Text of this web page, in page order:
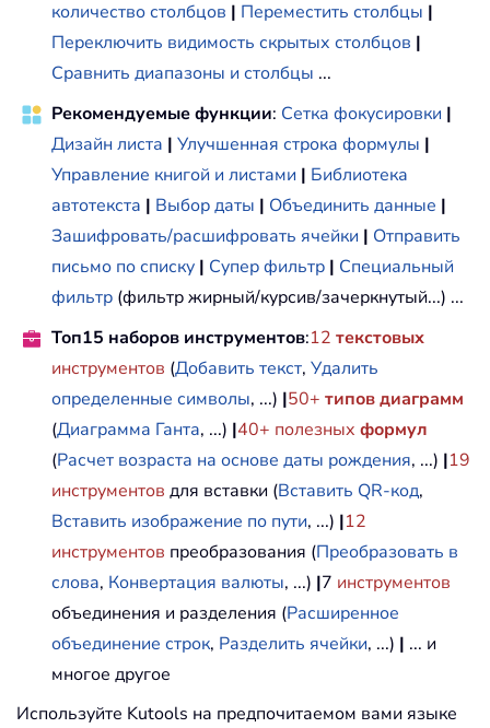
количество столбцов | Переместить столбцы |
Переключить видимость скрытых столбцов |
Сравнить диапазоны и столбцы ...
Рекомендуемые функции: Сетка фокусировки |
Дизайн листа | Улучшенная строка формулы |
Управление книгой и листами | Библиотека
автотекста | Выбор даты | Объединить данные |
Зашифровать/расшифровать ячейки | Отправить
письмо по списку | Супер фильтр | Специальный
фильтр (фильтр жирный/курсив/зачеркнутый...) ...
Топ15 наборов инструментов:12 текстовых
инструментов (Добавить текст, Удалить
определенные символы, ...) |50+ типов диаграмм
(Диаграмма Ганта, ...) |40+ полезных формул
(Расчет возраста на основе даты рождения, ...) |19
инструментов для вставки (Вставить QR-код,
Вставить изображение по пути, ...) |12
инструментов преобразования (Преобразовать в
слова, Конвертация валюты, ...) |7 инструментов
объединения и разделения (Расширенное
объединение строк, Разделить ячейки, ...) | ... и
многое другое
Используйте Kutools на предпочитаемом вами языке